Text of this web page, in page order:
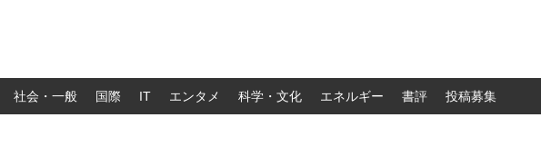
社会・一般 国際 IT エンタメ 科学・文化 エネルギー 書評 投稿募集